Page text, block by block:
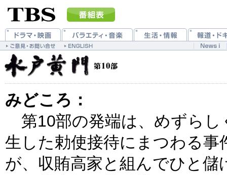
みどころ：
第10部の発端は、めずらし
生した勅使接待にまつわる事
が、収賄高家と組んでひと儲